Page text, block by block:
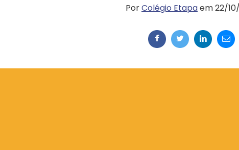
PorColégio Etapaem 22/